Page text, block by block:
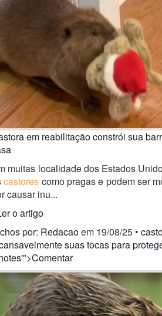
em reabilitação constrói sua
muitas localidade dos Estados
castores como pragas e podem ser
causar inu...
o artigo
por: Redacaoem 19/08/25 •
suas tocas para